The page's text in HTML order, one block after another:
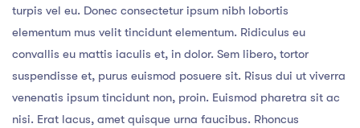
turpis vel eu. Donec consectetur ipsum nibh lobortis
elementum mus velit tincidunt elementum. Ridiculus eu
convallis eu mattis iaculis et, in dolor. Sem libero, tortor
suspendisse et, purus euismod posuere sit. Risus dui ut viverra
venenatis ipsum tincidunt non, proin. Euismod pharetra sit ac
nisi. Erat lacus, amet quisque urna faucibus. Rhoncus